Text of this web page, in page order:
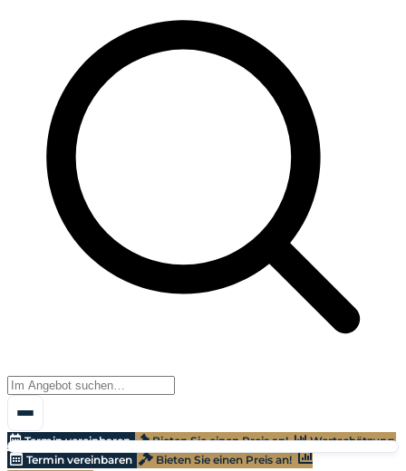
Termin vereinbaren Bieten Sie einen Preis an!
Wertschätzung
Termin vereinbaren
Bieten Sie einen Preis an!